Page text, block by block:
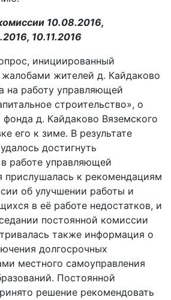
10.08.2016,
10.11.2016
инициированный
жителей д. Кайдаково
на работу управляющей
строительство», о
д. Кайдаково Вяземского
его к зиме. В результате
достигнуть
работе управляющей
прислушалась к рекомендациям
об улучшении работы и
в её работе недостатков, и
постоянной комиссии
также информация о
долгосрочных
местного самоуправления
Постоянной
решение рекомендовать